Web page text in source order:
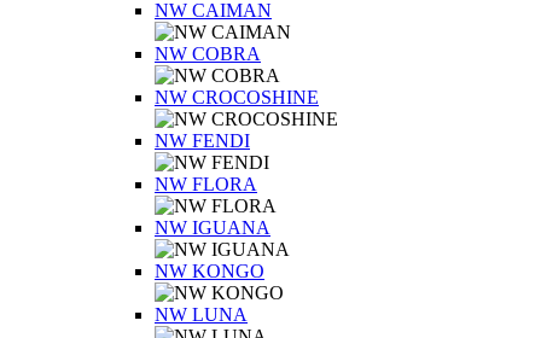
NW CAIMAN
NW COBRA
NW CROCOSHINE
NW FENDI
NW FLORA
NW IGUANA
NW KONGO
NW LUNA